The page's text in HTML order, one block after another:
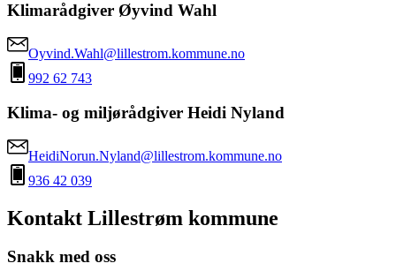
Klimarådgiver Øyvind Wahl
Oyvind.Wahl@lillestrom.kommune.no
992 62 743
Klima- og miljørådgiver Heidi Nyland
HeidiNorun.Nyland@lillestrom.kommune.no
936 42 039
Kontakt Lillestrøm kommune
Snakk med oss